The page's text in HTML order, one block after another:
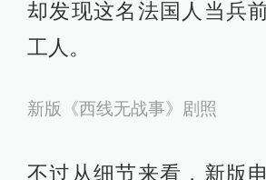
三版电影全都保留了小
桥段——保罗在战壕中抽
人胸口刺上一刀，这位
出援手时，敌人已断气